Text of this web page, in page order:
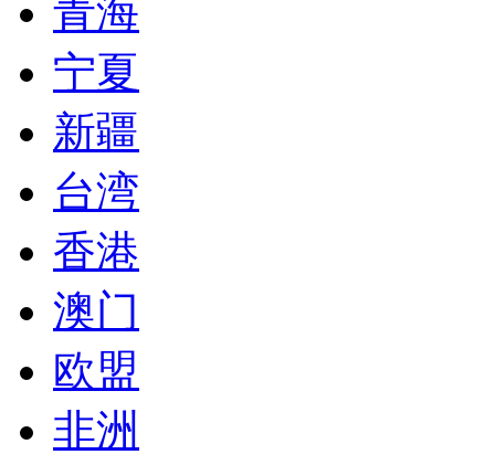
青海
宁夏
新疆
台湾
香港
澳门
欧盟
非洲